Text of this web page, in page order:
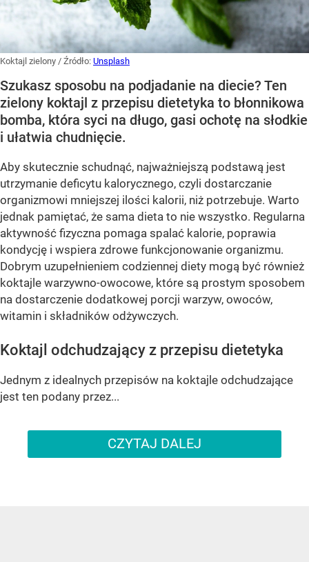
Koktajl zielony / Źródło: Unsplash
Szukasz sposobu na podjadanie na diecie? Ten
zielony koktajl z przepisu dietetyka to błonnikowa
bomba, która syci na długo, gasi ochotę na słodkie
i ułatwia chudnięcie.
Aby skutecznie schudnąć, najważniejszą podstawą jest
utrzymanie deficytu kalorycznego, czyli dostarczanie
organizmowi mniejszej ilości kalorii, niż potrzebuje. Warto
jednak pamiętać, że sama dieta to nie wszystko. Regularna
aktywność fizyczna pomaga spalać kalorie, poprawia
kondycję i wspiera zdrowe funkcjonowanie organizmu.
Dobrym uzupełnieniem codziennej diety mogą być również
koktajle warzywno-owocowe, które są prostym sposobem
na dostarczenie dodatkowej porcji warzyw, owoców,
witamin i składników odżywczych.
Koktajl odchudzający z przepisu dietetyka
Jednym z idealnych przepisów na koktajle odchudzające
jest ten podany przez...
CZYTAJ DALEJ